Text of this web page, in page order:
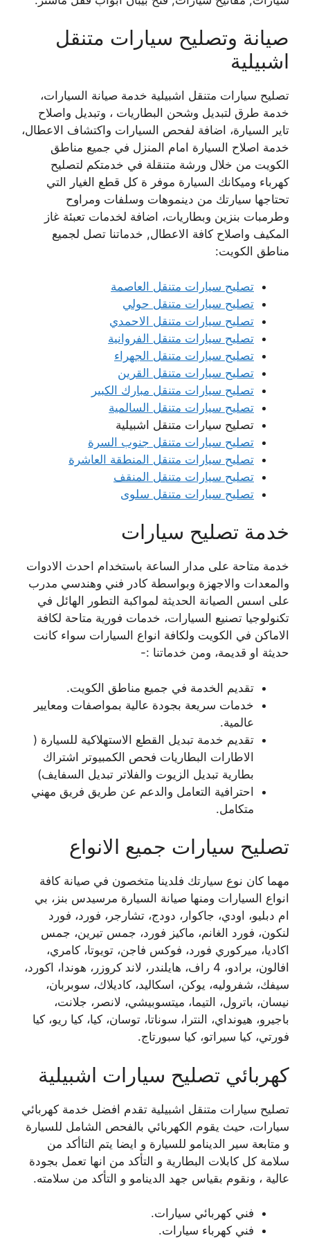
صيانة وتصليح سيارات متنقل
اشبيلية
تصليح سيارات متنقل اشبيلية خدمة صيانة السيارات،
خدمة طرق لتبديل وشحن البطاريات ، وتبديل واصلاح
تاير السيارة، اضافة لفحص السيارات واكتشاف الاعطال،
خدمة اصلاح السيارة امام المنزل في جميع مناطق
الكويت من خلال ورشة متنقلة في خدمتكم لتصليح
كهرباء وميكانك السيارة موفر ة كل قطع الغيار التي
تحتاجها سيارتك من دينموهات وسلفات ومراوح
وطرمبات بنزين وبطاريات، اضافة لخدمات تعبئة غاز
المكيف واصلاح كافة الاعطال, خدماتنا تصل لجميع
مناطق الكويت:
تصليح سيارات متنقل العاصمة
تصليح سيارات متنقل حولي
تصليح سيارات متنقل الاحمدي
تصليح سيارات متنقل الفروانية
تصليح سيارات متنقل الجهراء
تصليح سيارات متنقل القرين
تصليح سيارات متنقل مبارك الكبير
تصليح سيارات متنقل السالمية
تصليح سيارات متنقل اشبيلية
تصليح سيارات متنقل جنوب السرة
تصليح سيارات متنقل المنطقة العاشرة
تصليح سيارات متنقل المنقف
تصليح سيارات متنقل سلوى
خدمة تصليح سيارات
خدمة متاحة على مدار الساعة باستخدام احدث الادوات
والمعدات والاجهزة وبواسطة كادر فني وهندسي مدرب
على اسس الصيانة الحديثة لمواكبة التطور الهائل في
تكنولوجيا تصنيع السيارات، خدمات فورية متاحة لكافة
الاماكن في الكويت ولكافة انواع السيارات سواء كانت
حديثة او قديمة، ومن خدماتنا :-
تقديم الخدمة في جميع مناطق الكويت.
خدمات سريعة بجودة عالية بمواصفات ومعايير
عالمية.
تقديم خدمة تبديل القطع الاستهلاكية للسيارة (
الاطارات البطاريات فحص الكمبيوتر اشتراك
بطارية تبديل الزيوت والفلاتر تبديل السفايف)
احترافية التعامل والدعم عن طريق فريق مهني
متكامل.
تصليح سيارات جميع الانواع
مهما كان نوع سيارتك فلدينا متخصون في صيانة كافة
انواع السيارات ومنها صيانة السيارة مرسيدس بنز، بي
ام دبليو، اودي، جاكوار، دودج، تشارجر، فورد، فورد
لنكون، فورد الغانم، ماكيز فورد، جمس تيرين، جمس
اكاديا، ميركوري فورد، فوكس فاجن، تويوتا، كامري،
افالون، برادو، 4 راف، هايلندر، لاند كروزر، هوندا، اكورد،
سيفك، شفروليه، يوكن، اسكاليد، كاديلاك، سوبربان،
نيسان، باترول، التيما، ميتسوبيشي، لانصر، جلانت،
باجيرو، هيونداي، النترا، سوناتا، توسان، كيا، كيا ريو، كيا
فورتي، كيا سيراتو، كيا سبورتاج.
كهربائي تصليح سيارات اشبيلية
تصليح سيارات متنقل اشبيلية تقدم افضل خدمة كهربائي
سيارات، حيث يقوم الكهربائي بالفحص الشامل للسيارة
و متابعة سير الدينامو للسيارة و ايضا يتم التاأكد من
سلامة كل كابلات البطارية و التأكد من انها تعمل بجودة
عالية ، ونقوم بقياس جهد الدينامو و التأكد من سلامته.
فني كهربائي سيارات.
فني كهرباء سيارات.